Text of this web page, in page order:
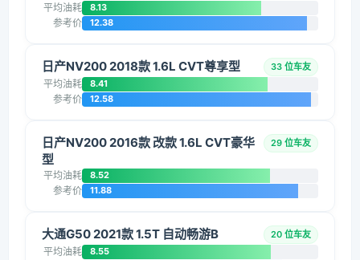
平均油耗 8.13
参考价 12.38
日产NV200 2018款 1.6L CVT尊享型 33 位车友
平均油耗 8.41
参考价 12.58
日产NV200 2016款 改款 1.6L CVT豪华
型
29 位车友
平均油耗 8.52
参考价 11.88
大通G50 2021款 1.5T 自动畅游B 20 位车友
平均油耗 8.55